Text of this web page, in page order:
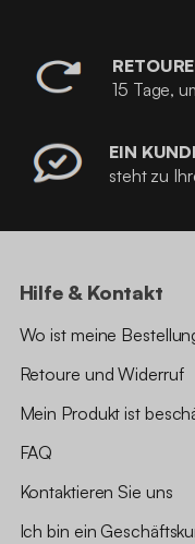
15 Tage,
EIN
steht zu
Hilfe & Kontakt
Wo ist meine
Retoure und Widerruf
Mein Produkt ist
FAQ
Kontaktieren Sie uns
Ich bin ein